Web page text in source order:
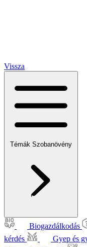
Vissza
Témák Szobanövény
Biogazdálkodás
kérdés
Gyep és